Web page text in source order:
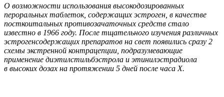
О возможности использования высокодозированных
пероральных таблеток, содержащих эстроген, в качестве
посткоитальных противозачаточных средств стало
известно в 1966 году. После тщательного изучения различных
эстрогенсодержащих препаратов на свет появились сразу 2
схемы экстренной контрацепции, подразумевающие
применение диэтилстильбэстрола и этинилэстрадиола
в высоких дозах на протяжении 5 дней после часа Х.